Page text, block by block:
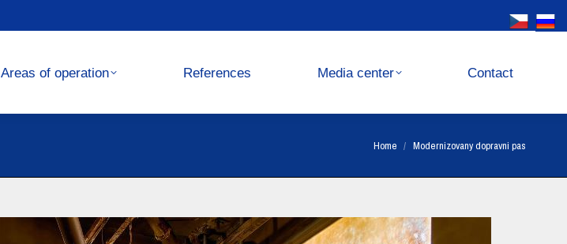
Areas of operation References Media center Contact
You are here:
Home Modernizovany dopravni pas